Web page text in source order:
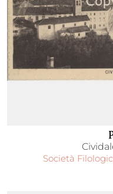
Società